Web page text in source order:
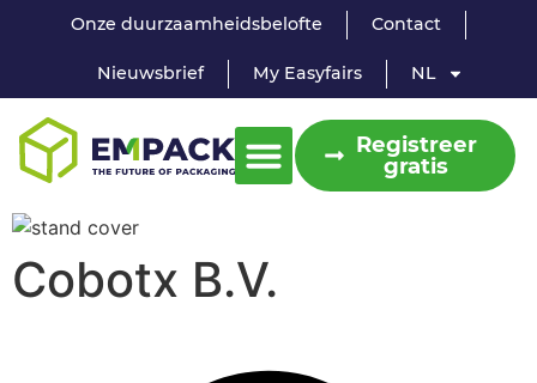
Onze duurzaamheidsbelofte Contact
Nieuwsbrief My Easyfairs NL
Registreer
gratis
Cobotx B.V.